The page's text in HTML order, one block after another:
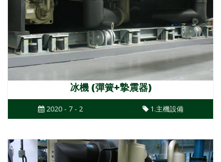
冰機 (彈簧+摯震器)
2020 - 7 - 2 1.主機設備